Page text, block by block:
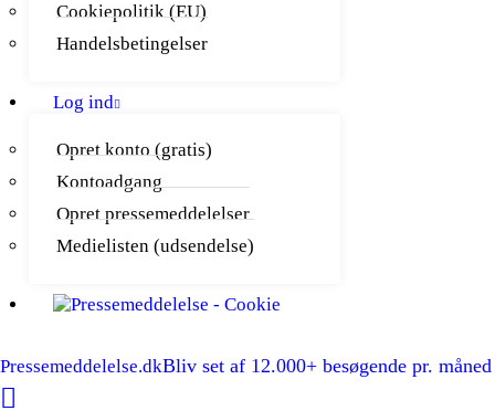
Cookiepolitik (EU)
Handelsbetingelser
Log ind
Opret konto (gratis)
Kontoadgang
Opret pressemeddelelser
Medielisten (udsendelse)
Pressemeddelelse.dkBliv set af 12.000+ besøgende pr. måned